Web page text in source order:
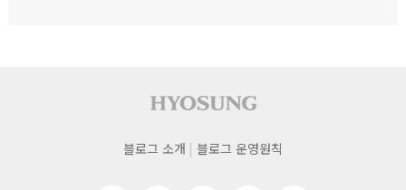
사이트 푸터
푸터
블로그 소개 블로그 운영원칙